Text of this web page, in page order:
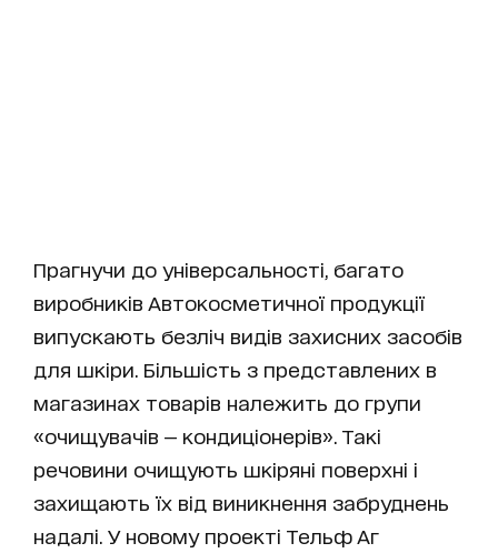
Прагнучи до універсальності, багато
виробників Автокосметичної продукції
випускають безліч видів захисних засобів
для шкіри. Більшість з представлених в
магазинах товарів належить до групи
«очищувачів — кондиціонерів». Такі
речовини очищують шкіряні поверхні і
захищають їх від виникнення забруднень
надалі. У новому проекті Тельф Аг